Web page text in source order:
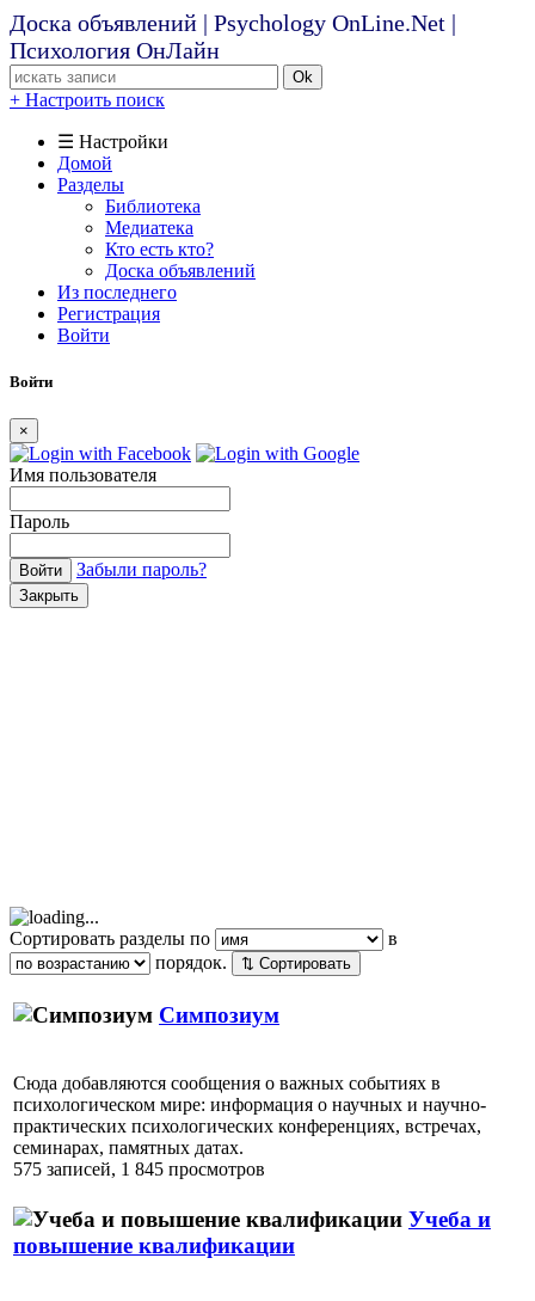
Доска объявлений | Psychology OnLine.Net |
Психология ОнЛайн
Ok
+ Настроить поиск
☰ Настройки
Домой
Разделы
Библиотека
Медиатека
Кто есть кто?
Доска объявлений
Из последнего
Регистрация
Войти
Войти
×
Имя пользователя
Пароль
Войти Забыли пароль?
Закрыть
Сортировать разделы по
в
порядок.
⇅ Сортировать
Симпозиум
Сюда добавляются сообщения о важных событиях в
психологическом мире: информация о научных и научно-
практических психологических конференциях, встречах,
семинарах, памятных датах.
575 записей, 1 845 просмотров
Учеба и
повышение квалификации